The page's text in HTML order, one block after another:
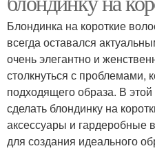
Блондинка на короткие
всегда оставался
очень элегантно и
столкнуться с проблемами,
подходящего образа. В
сделать блондинку на
аксессуары и гардеробные
для создания идеального